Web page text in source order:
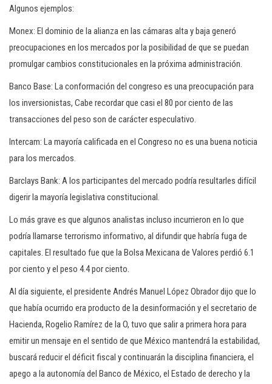
Algunos ejemplos:
Monex: El dominio de la alianza en las cámaras alta y baja generó
preocupaciones en los mercados por la posibilidad de que se puedan
promulgar cambios constitucionales en la próxima administración.
Banco Base: La conformación del congreso es una preocupación para
los inversionistas, Cabe recordar que casi el 80 por ciento de las
transacciones del peso son de carácter especulativo.
Intercam: La mayoría calificada en el Congreso no es una buena noticia
para los mercados.
Barclays Bank: A los participantes del mercado podría resultarles difícil
digerir la mayoría legislativa constitucional.
Lo más grave es que algunos analistas incluso incurrieron en lo que
podría llamarse terrorismo informativo, al difundir que habría fuga de
capitales. El resultado fue que la Bolsa Mexicana de Valores perdió 6.1
por ciento y el peso 4.4 por ciento.
Al día siguiente, el presidente Andrés Manuel López Obrador dijo que lo
que había ocurrido era producto de la desinformación y el secretario de
Hacienda, Rogelio Ramírez de la O, tuvo que salir a primera hora para
emitir un mensaje en el sentido de que México mantendrá la estabilidad,
buscará reducir el déficit fiscal y continuarán la disciplina financiera, el
apego a la autonomía del Banco de México, el Estado de derecho y la